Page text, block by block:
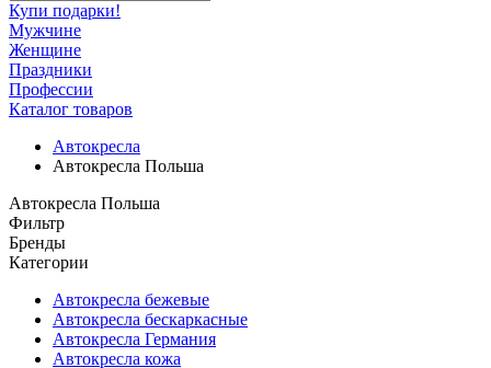
Купи подарки!
Мужчине
Женщине
Праздники
Профессии
Каталог товаров
Автокресла
Автокресла Польша
Автокресла Польша
Фильтр
Бренды
Категории
Автокресла бежевые
Автокресла бескаркасные
Автокресла Германия
Автокресла кожа